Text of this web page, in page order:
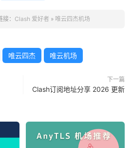
： Clash 爱好者 » 唯云四杰机场
唯云四杰 唯云机场
下一篇
Clash订阅地址分享 2026 更新